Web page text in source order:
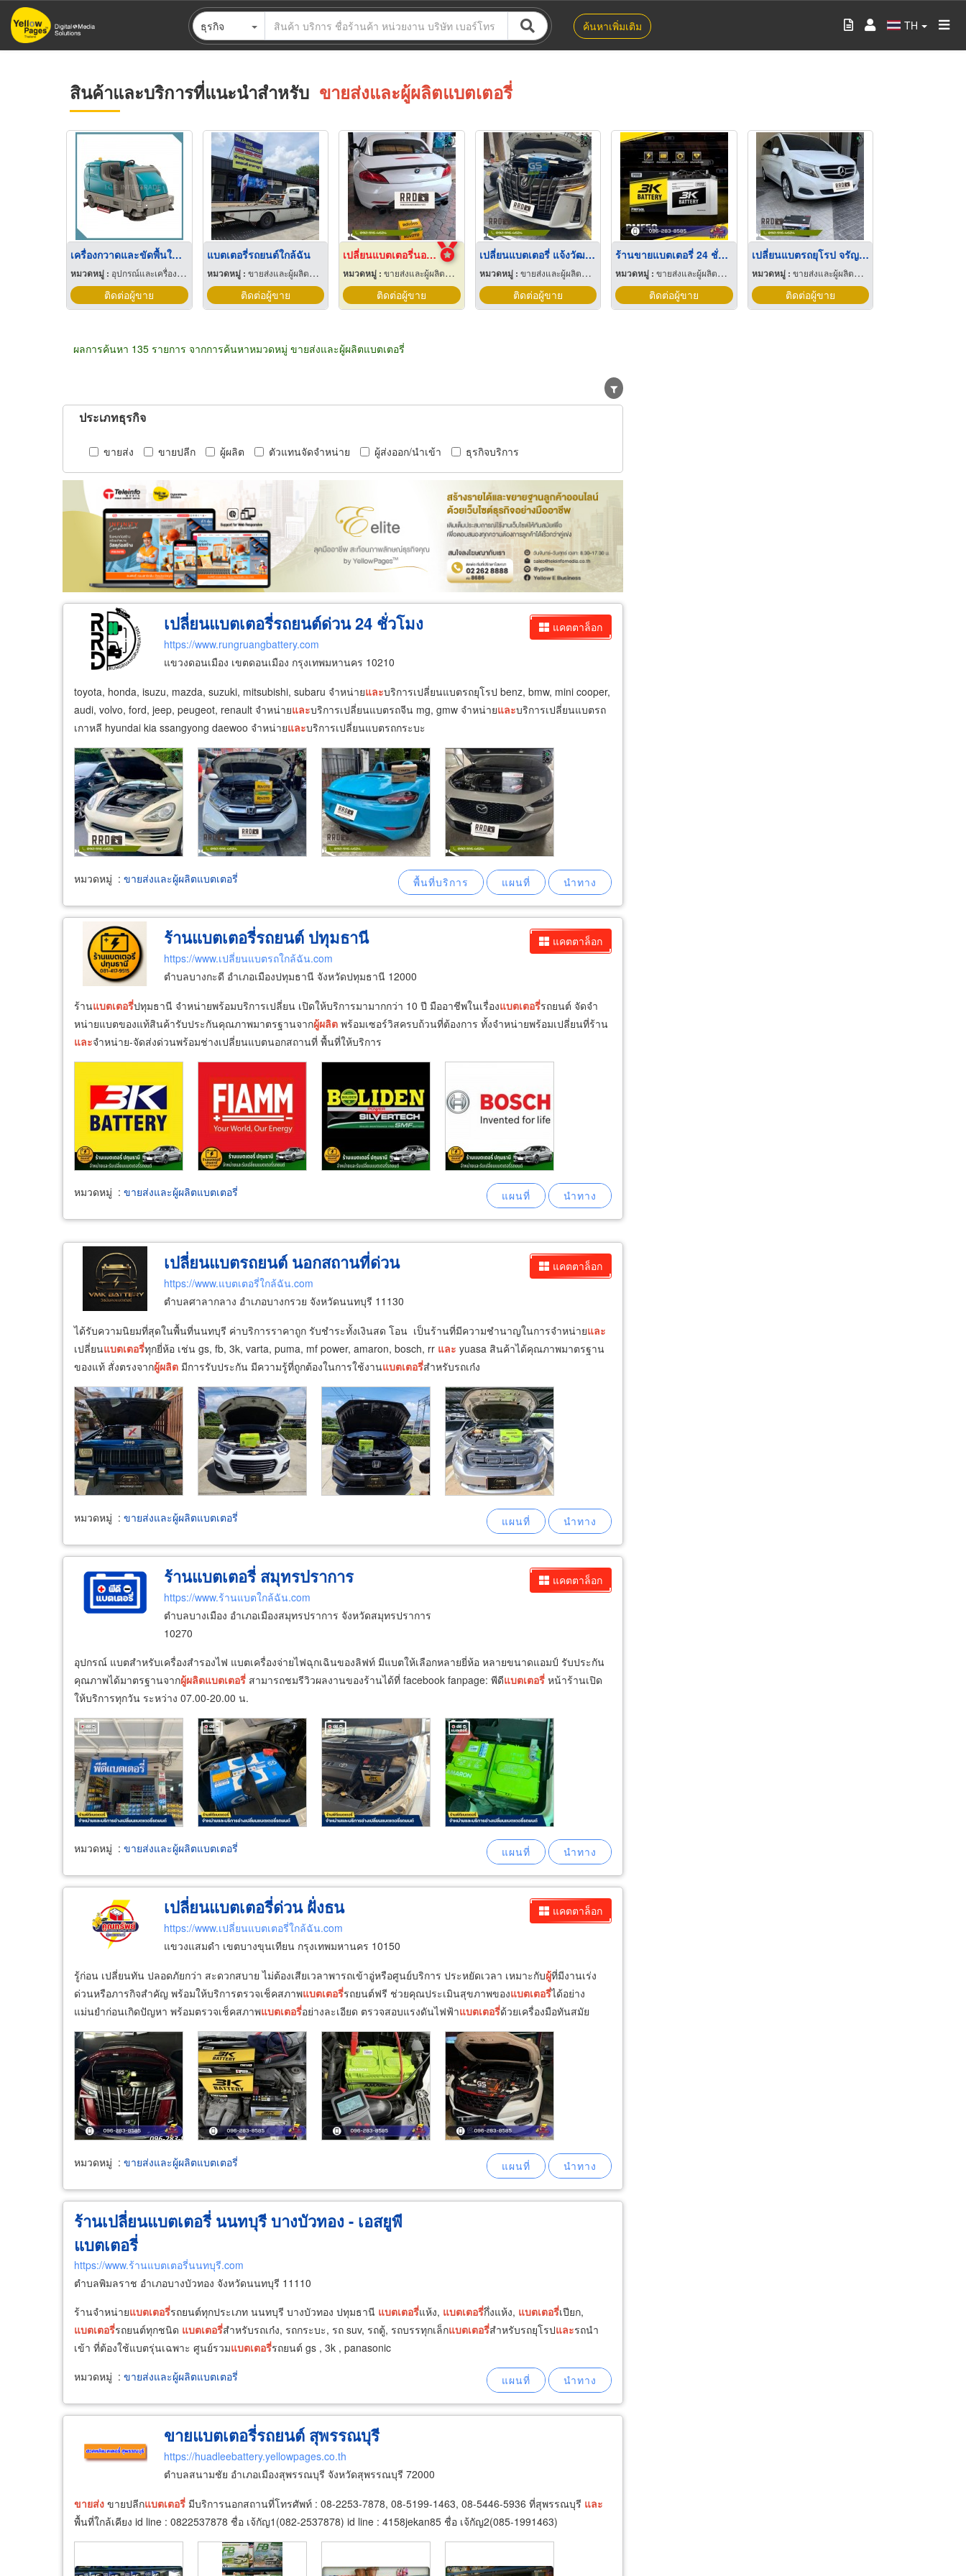
ข้าม
ไป
ธุรกิจ ค้นหาเพิ่มเติม TH
สินค้าและบริการที่แนะนำสำหรับ ขายส่งและผู้ผลิตแบตเตอรี่
เครื่องกวาดและขัดพื้นใช้แบตเตอรี่แบบนั่งขับ รุ่น M17
หมวดหมู่ : อุปกรณ์และเครื่องใช้ทำความสะอาด
ติดต่อผู้ขาย
แบตเตอรี่รถยนต์ใกล้ฉัน
หมวดหมู่ : ขายส่งและผู้ผลิตแบตเตอรี่
ติดต่อผู้ขาย
เปลี่ยนแบตเตอรี่นอกสถานที่ 24 ชั่วโมง ปากเกร็ด
หมวดหมู่ : ขายส่งและผู้ผลิตแบตเตอรี่
ติดต่อผู้ขาย
เปลี่ยนแบตเตอรี่ แจ้งวัฒนะ
หมวดหมู่ : ขายส่งและผู้ผลิตแบตเตอรี่
ติดต่อผู้ขาย
ร้านขายแบตเตอรี่ 24 ชั่วโมง
หมวดหมู่ : ขายส่งและผู้ผลิตแบตเตอรี่
ติดต่อผู้ขาย
เปลี่ยนแบตรถยุโรป จรัญสนิทวงศ์
หมวดหมู่ : ขายส่งและผู้ผลิตแบตเตอรี่
ติดต่อผู้ขาย
ผลการค้นหา 135 รายการ จากการค้นหาหมวดหมู่ ขายส่งและผู้ผลิตแบตเตอรี่
ประเภทธุรกิจ
ขายส่ง ขายปลีก ผู้ผลิต ตัวแทนจัดจำหน่าย ผู้ส่งออก/นำเข้า ธุรกิจบริการ
แคตตาล็อก
เปลี่ยนแบตเตอรี่รถยนต์ด่วน 24 ชั่วโมง
https://www.rungruangbattery.com
แขวงดอนเมือง เขตดอนเมือง กรุงเทพมหานคร 10210
toyota, honda, isuzu, mazda, suzuki, mitsubishi, subaru จำหน่ายและบริการเปลี่ยนแบตรถยุโรป benz, bmw, mini cooper,
audi, volvo, ford, jeep, peugeot, renault จำหน่ายและบริการเปลี่ยนแบตรถจีน mg, gmw จำหน่ายและบริการเปลี่ยนแบตรถ
เกาหลี hyundai kia ssangyong daewoo จำหน่ายและบริการเปลี่ยนแบตรถกระบะ
หมวดหมู่ : ขายส่งและผู้ผลิตแบตเตอรี่
แคตตาล็อก
ร้านแบตเตอรี่รถยนต์ ปทุมธานี
https://www.เปลี่ยนแบตรถใกล้ฉัน.com
ตำบลบางกะดี อำเภอเมืองปทุมธานี จังหวัดปทุมธานี 12000
ร้านแบตเตอรี่ปทุมธานี จำหน่ายพร้อมบริการเปลี่ยน เปิดให้บริการมามากกว่า 10 ปี มืออาชีพในเรื่องแบตเตอรี่รถยนต์ จัดจำ
หน่ายแบตของแท้สินค้ารับประกันคุณภาพมาตรฐานจากผู้ผลิต พร้อมเซอร์วิสครบถ้วนที่ต้องการ ทั้งจำหน่ายพร้อมเปลี่ยนที่ร้าน
และจำหน่าย-จัดส่งด่วนพร้อมช่างเปลี่ยนแบตนอกสถานที่ พื้นที่ให้บริการ
หมวดหมู่ : ขายส่งและผู้ผลิตแบตเตอรี่
แคตตาล็อก
เปลี่ยนแบตรถยนต์ นอกสถานที่ด่วน
https://www.แบตเตอรี่ใกล้ฉัน.com
ตำบลศาลากลาง อำเภอบางกรวย จังหวัดนนทบุรี 11130
ได้รับความนิยมที่สุดในพื้นที่นนทบุรี ค่าบริการราคาถูก รับชำระทั้งเงินสด โอน เป็นร้านที่มีความชำนาญในการจำหน่ายและ
เปลี่ยนแบตเตอรี่ทุกยี่ห้อ เช่น gs, fb, 3k, varta, puma, mf power, amaron, bosch, rr และ yuasa สินค้าได้คุณภาพมาตรฐาน
ของแท้ สั่งตรงจากผู้ผลิต มีการรับประกัน มีความรู้ที่ถูกต้องในการใช้งานแบตเตอรี่สำหรับรถเก๋ง
หมวดหมู่ : ขายส่งและผู้ผลิตแบตเตอรี่
แคตตาล็อก
ร้านแบตเตอรี่ สมุทรปราการ
https://www.ร้านแบตใกล้ฉัน.com
ตำบลบางเมือง อำเภอเมืองสมุทรปราการ จังหวัดสมุทรปราการ
10270
อุปกรณ์ แบตสำหรับเครื่องสำรองไฟ แบตเครื่องจ่ายไฟฉุกเฉินของลิฟท์ มีแบตให้เลือกหลายยี่ห้อ หลายขนาดแอมป์ รับประกัน
คุณภาพได้มาตรฐานจากผู้ผลิตแบตเตอรี่ สามารถชมรีวิวผลงานของร้านได้ที่ facebook fanpage: พีดีแบตเตอรี่ หน้าร้านเปิด
ให้บริการทุกวัน ระหว่าง 07.00-20.00 น.
หมวดหมู่ : ขายส่งและผู้ผลิตแบตเตอรี่
แคตตาล็อก
เปลี่ยนแบตเตอรี่ด่วน ฝั่งธน
https://www.เปลี่ยนแบตเตอรี่ใกล้ฉัน.com
แขวงแสมดำ เขตบางขุนเทียน กรุงเทพมหานคร 10150
รู้ก่อน เปลี่ยนทัน ปลอดภัยกว่า สะดวกสบาย ไม่ต้องเสียเวลาพารถเข้าอู่หรือศูนย์บริการ ประหยัดเวลา เหมาะกับผู้ที่มีงานเร่ง
ด่วนหรือภารกิจสำคัญ พร้อมให้บริการตรวจเช็คสภาพแบตเตอรี่รถยนต์ฟรี ช่วยคุณประเมินสุขภาพของแบตเตอรี่ได้อย่าง
แม่นยำก่อนเกิดปัญหา พร้อมตรวจเช็คสภาพแบตเตอรี่อย่างละเอียด ตรวจสอบแรงดันไฟฟ้าแบตเตอรี่ด้วยเครื่องมือทันสมัย
หมวดหมู่ : ขายส่งและผู้ผลิตแบตเตอรี่
ร้านเปลี่ยนแบตเตอรี่ นนทบุรี บางบัวทอง - เอสยูพี
แบตเตอรี่
https://www.ร้านแบตเตอรี่นนทบุรี.com
ตำบลพิมลราช อำเภอบางบัวทอง จังหวัดนนทบุรี 11110
ร้านจำหน่ายแบตเตอรี่รถยนต์ทุกประเภท นนทบุรี บางบัวทอง ปทุมธานี แบตเตอรี่แห้ง, แบตเตอรี่กึ่งแห้ง, แบตเตอรี่เปียก,
แบตเตอรี่รถยนต์ทุกชนิด แบตเตอรี่สำหรับรถเก๋ง, รถกระบะ, รถ suv, รถตู้, รถบรรทุกเล็กแบตเตอรี่สำหรับรถยุโรปและรถนำ
เข้า ที่ต้องใช้แบตรุ่นเฉพาะ ศูนย์รวมแบตเตอรี่รถยนต์ gs , 3k , panasonic
หมวดหมู่ : ขายส่งและผู้ผลิตแบตเตอรี่
ขายแบตเตอรี่รถยนต์ สุพรรณบุรี
https://huadleebattery.yellowpages.co.th
ตำบลสนามชัย อำเภอเมืองสุพรรณบุรี จังหวัดสุพรรณบุรี 72000
ขายส่ง ขายปลีกแบตเตอรี่ มีบริการนอกสถานที่โทรศัพท์ : 08-2253-7878, 08-5199-1463, 08-5446-5936 ที่สุพรรณบุรี และ
พื้นที่ใกล้เคียง id line : 0822537878 ชื่อ เจ้กัญ1(082-2537878) id line : 4158jekan85 ชื่อ เจ้กัญ2(085-1991463)